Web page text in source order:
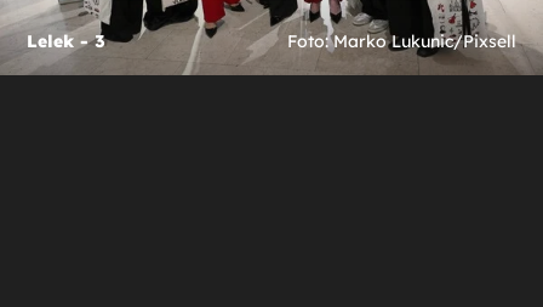
Lelek - 3 Foto: Marko Lukunic/Pixsell